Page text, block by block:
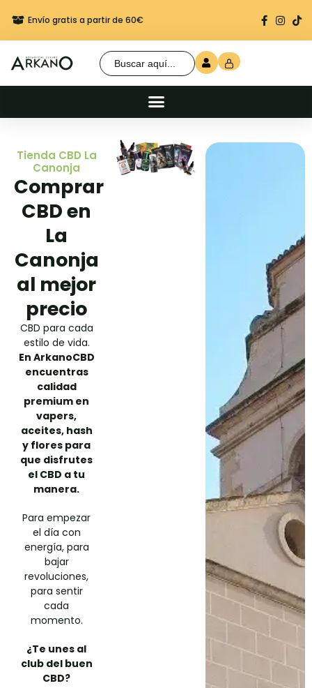
Envío gratis a partir de 60€ Regalo seguro en cada
Buscar:
Tienda CBD La
Canonja
Comprar
CBD en
La
Canonja
al mejor
precio
CBD para cada
estilo de vida.
En ArkanoCBD
encuentras
calidad
premium en
vapers,
aceites, hash
y flores para
que disfrutes
el CBD a tu
manera.
Para empezar
el día con
energía, para
bajar
revoluciones,
para sentir
cada
momento.
¿Te unes al
club del buen
CBD?